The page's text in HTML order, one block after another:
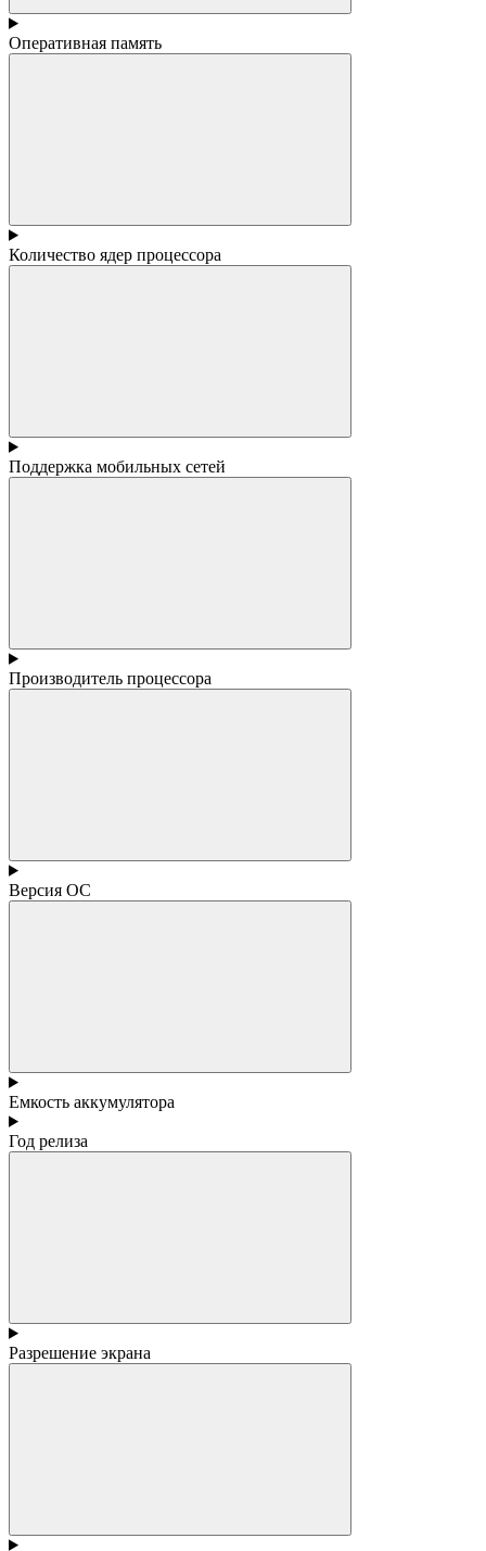
Оперативная память
Количество ядер процессора
Поддержка мобильных сетей
Производитель процессора
Версия ОС
Емкость аккумулятора
Год релиза
Разрешение экрана